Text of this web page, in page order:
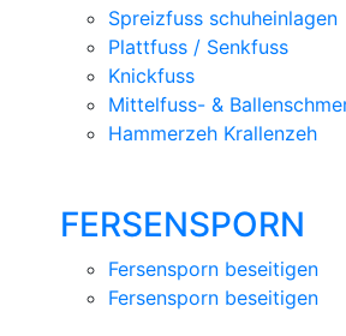
Spreizfuss schuheinlagen
Plattfuss / Senkfuss
Knickfuss
Mittelfuss- &
Hammerzeh Krallenzeh
FERSENSPORN
Fersensporn beseitigen
Fersensporn beseitigen